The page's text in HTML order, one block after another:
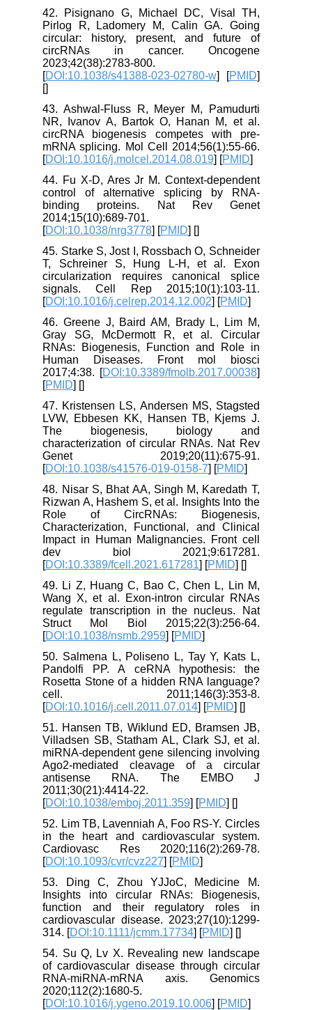
42. Pisignano G, Michael DC, Visal TH,
Pirlog R, Ladomery M, Calin GA. Going
circular: history, present, and future of
circRNAs in cancer. Oncogene
2023;42(38):2783-800.
[DOI:10.1038/s41388-023-02780-w ] [PMID
43. Ashwal-Fluss R, Meyer M, Pamudurti
NR, Ivanov A, Bartok O, Hanan M, et al.
circRNA biogenesis competes with pre-
mRNA splicing. Mol Cell 2014;56(1):55-66.
[DOI:10.1016/j.molcel.2014.08.019] [PMID
44. Fu X-D, Ares Jr M. Context-dependent
control of alternative splicing by RNA-
binding proteins. Nat Rev Genet
2014;15(10):689-701.
[DOI:10.1038/nrg3778] [PMID] [
45. Starke S, Jost I, Rossbach O, Schneider
T, Schreiner S, Hung L-H, et al. Exon
circularization requires canonical splice
signals. Cell Rep 2015;10(1):103-11.
[DOI:10.1016/j.celrep.2014.12.002] [PMID
46. Greene J, Baird AM, Brady L, Lim M,
Gray SG, McDermott R, et al. Circular
RNAs: Biogenesis, Function and Role in
Human Diseases. Front mol biosci
2017;4:38. [DOI:10.3389/fmolb.2017.00038
[PMID] [
47. Kristensen LS, Andersen MS, Stagsted
LVW, Ebbesen KK, Hansen TB, Kjems J.
The biogenesis, biology and
characterization of circular RNAs. Nat Rev
Genet 2019;20(11):675-91.
[DOI:10.1038/s41576-019-0158-7] [PMID
48. Nisar S, Bhat AA, Singh M, Karedath T,
Rizwan A, Hashem S, et al. Insights Into the
Role of CircRNAs: Biogenesis,
Characterization, Functional, and Clinical
Impact in Human Malignancies. Front cell
dev biol 2021;9:617281.
[DOI:10.3389/fcell.2021.617281] [PMID] [
49. Li Z, Huang C, Bao C, Chen L, Lin M,
Wang X, et al. Exon-intron circular RNAs
regulate transcription in the nucleus. Nat
Struct Mol Biol 2015;22(3):256-64.
[DOI:10.1038/nsmb.2959] [PMID
50. Salmena L, Poliseno L, Tay Y, Kats L,
Pandolfi PP. A ceRNA hypothesis: the
Rosetta Stone of a hidden RNA language?
cell. 2011;146(3):353-8.
[DOI:10.1016/j.cell.2011.07.014] [PMID] [
51. Hansen TB, Wiklund ED, Bramsen JB,
Villadsen SB, Statham AL, Clark SJ, et al.
miRNA‐dependent gene silencing involving
Ago2‐mediated cleavage of a circular
antisense RNA. The EMBO J
2011;30(21):4414-22.
[DOI:10.1038/emboj.2011.359] [PMID] [
52. Lim TB, Lavenniah A, Foo RS-Y. Circles
in the heart and cardiovascular system.
Cardiovasc Res 2020;116(2):269-78.
[DOI:10.1093/cvr/cvz227] [PMID
53. Ding C, Zhou YJJoC, Medicine M.
Insights into circular RNAs: Biogenesis,
function and their regulatory roles in
cardiovascular disease. 2023;27(10):1299-
314. [DOI:10.1111/jcmm.17734] [PMID] [
54. Su Q, Lv X. Revealing new landscape
of cardiovascular disease through circular
RNA-miRNA-mRNA axis. Genomics
2020;112(2):1680-5.
[DOI:10.1016/j.ygeno.2019.10.006] [PMID